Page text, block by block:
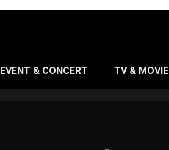
EVENT & CONCERT TV & MOVIE